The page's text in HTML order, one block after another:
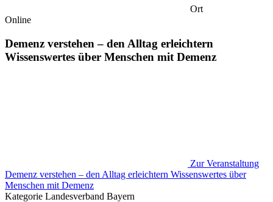
Ort
Online
Demenz verstehen – den Alltag erleichtern
Wissenswertes über Menschen mit Demenz
Zur Veranstaltung
Demenz verstehen – den Alltag erleichtern Wissenswertes über
Menschen mit Demenz
Kategorie Landesverband Bayern